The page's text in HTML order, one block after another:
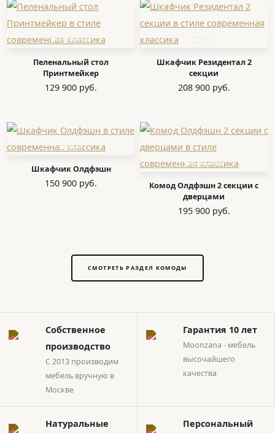
Пеленальный стол
Принтмейкер
129 900 руб.
Шкафчик Резидентал 2
секции
208 900 руб.
Шкафчик Олдфэшн
150 900 руб.
Комод Олдфэшн 2 секции с
дверцами
195 900 руб.
СМОТРЕТЬ РАЗДЕЛ КОМОДЫ
Собственное
производство
С 2013 производим
мебель вручную в
Москве
Гарантия 10 лет
Moonzana - мебель
высочайшего
качества
Натуральные
Персональный